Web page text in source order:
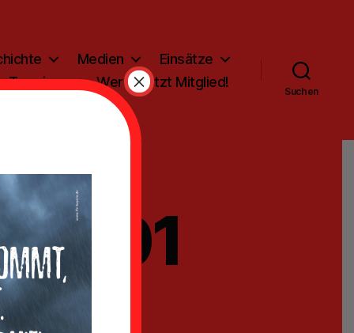
Medien
Einsätze
Termine Werde jetzt Mitglied!
Suchen
01
×